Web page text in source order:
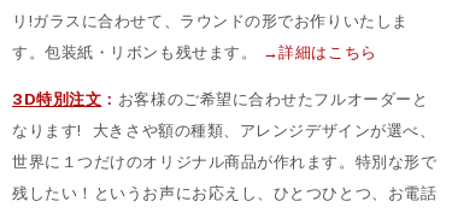
リ!ガラスに合わせて、ラウンドの形でお作りいたしま
す。包装紙・リボンも残せます。
→詳細はこちら
3D特別注文 ： お客様のご希望に合わせたフルオーダーと
なります! 大きさや額の種類、アレンジデザインが選べ、
世界に１つだけのオリジナル商品が作れます。特別な形で
残したい！というお声にお応えし、ひとつひとつ、お電話